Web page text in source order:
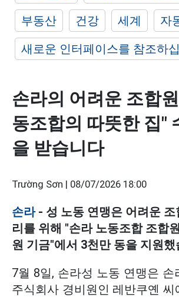
부동산
건강 세계
자
새로운 인터페이스를 참조하
손라의 어려운 조합
동조합의 따뜻한 집"
을 받습니다
Trường Sơn | 08/07/2026 18:00
손라- 성 노동 연맹은 어려운 조
리를 위해 "손라 노동조합 조합
원 기금"에서 3천만 동을 지원했
7월 8일, 손라성 노동 연맹은 손
주식회사 경비원인 레반쿠옌 씨